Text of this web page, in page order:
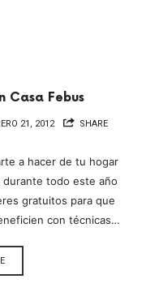
Casa Febus
21, 2012 SHARE
a hacer de tu hogar
todo este año
gratuitos para que
con técnicas…